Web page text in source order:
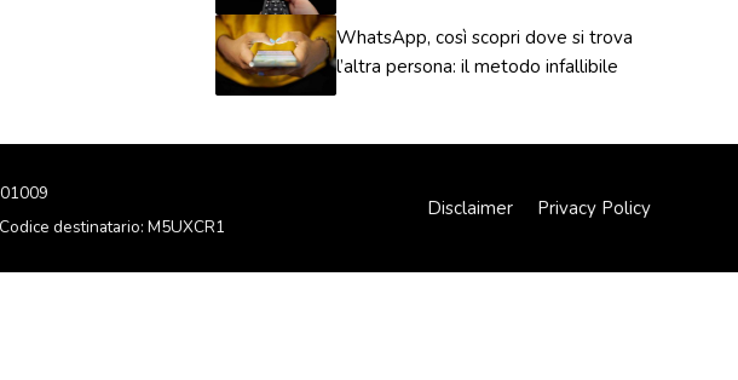
WhatsApp, così scopri dove si trova
l’altra persona: il metodo infallibile
destinatario: M5UXCR1
Disclaimer Privacy Policy